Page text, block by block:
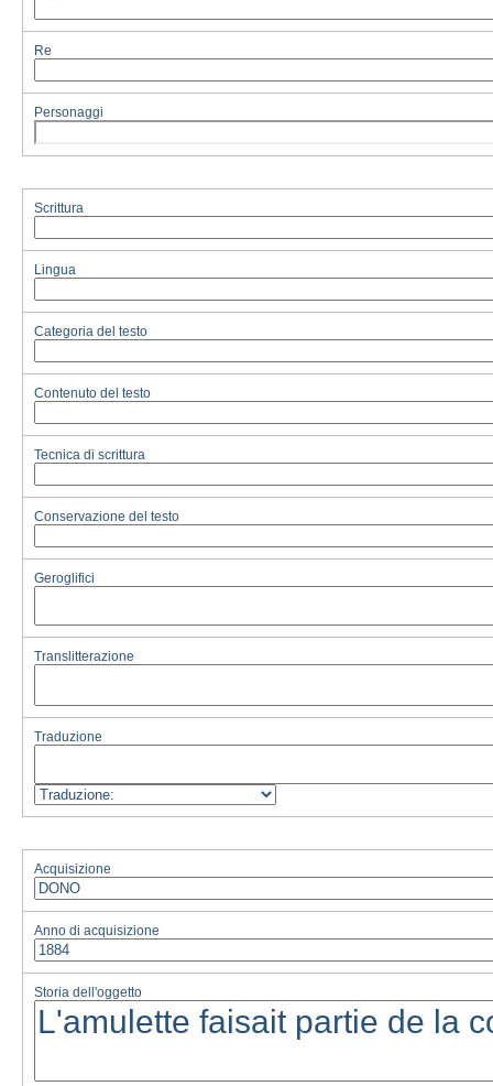
Re
Personaggi
Scrittura
Lingua
Categoria del testo
Contenuto del testo
Tecnica di scrittura
Conservazione del testo
Geroglifici
Translitterazione
Traduzione
Acquisizione
Anno di acquisizione
Storia dell'oggetto